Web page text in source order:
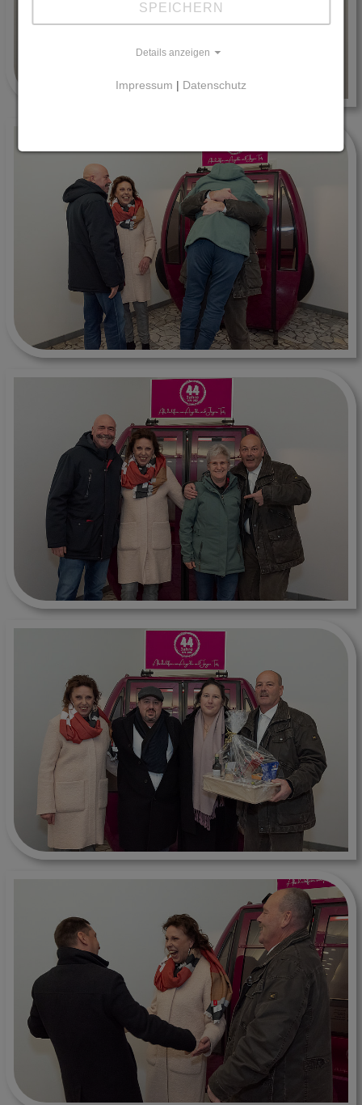
SPEICHERN
Details anzeigen
Impressum | Datenschutz